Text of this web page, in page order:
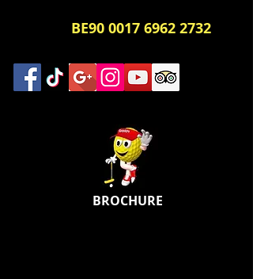
BE90 0017 6962 2732
BROCHURE